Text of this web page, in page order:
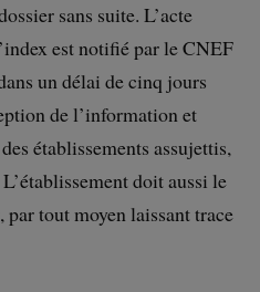
sans suite. L’acte
est notifié par le CNEF
un délai de cinq jours
de l’information et
établissements assujettis,
doit aussi le
tout moyen laissant trace